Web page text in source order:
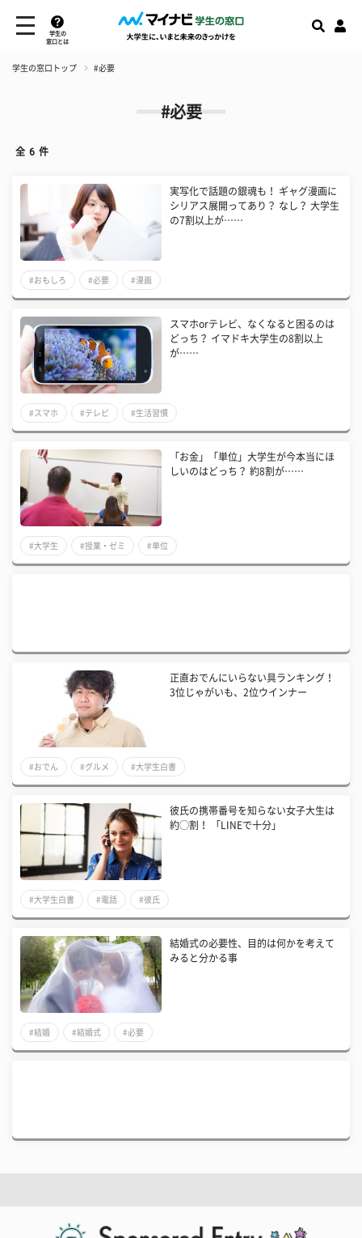
学生の
窓口とは
学生の窓口トップ #必要
#必要
全 6 件
実写化で話題の銀魂も！ ギャグ漫画に
シリアス展開ってあり？ なし？ 大学生
の7割以上が……
#おもしろ #必要 #漫画
スマホorテレビ、なくなると困るのは
どっち？ イマドキ大学生の8割以上
が……
#スマホ #テレビ #生活習慣
「お金」「単位」大学生が今本当にほ
しいのはどっち？ 約8割が……
#大学生 #授業・ゼミ #単位
正直おでんにいらない具ランキング！
3位じゃがいも、2位ウインナー
#おでん #グルメ #大学生白書
彼氏の携帯番号を知らない女子大生は
約◯割！ 「LINEで十分」
#大学生白書 #電話 #彼氏
結婚式の必要性、目的は何かを考えて
みると分かる事
#結婚 #結婚式 #必要